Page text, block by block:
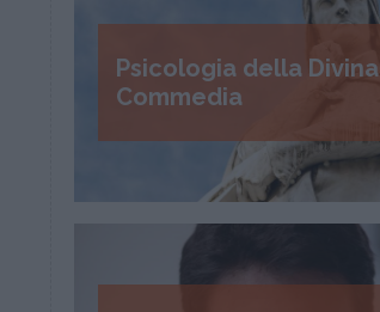
Psicologia della Divina
Commedia